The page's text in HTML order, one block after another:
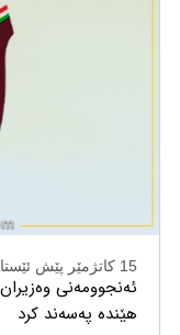
15 کاتژمێر پێش ئێستا
ئەنجوومەنی
هێندە پەسەند کرد